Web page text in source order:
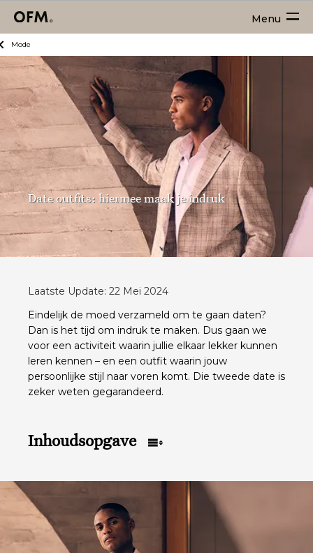
Menu
Mode
Date outfits: hiermee maak je indruk
Laatste Update: 22 Mei 2024
Eindelijk de moed verzameld om te gaan daten?
Dan is het tijd om indruk te maken. Dus gaan we
voor een activiteit waarin jullie elkaar lekker kunnen
leren kennen – en een outfit waarin jouw
persoonlijke stijl naar voren komt. Die tweede date is
zeker weten gegarandeerd.
Inhoudsopgave